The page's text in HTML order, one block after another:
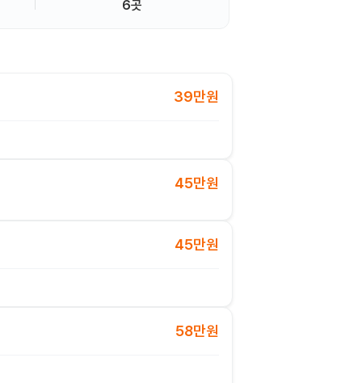
6곳
39만원
45만원
45만원
58만원